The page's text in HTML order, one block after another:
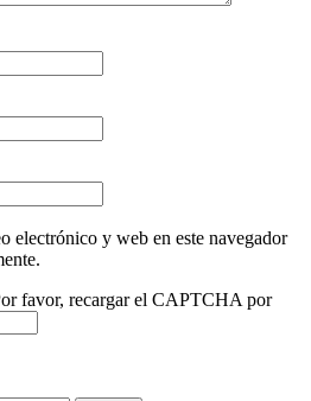
electrónico y web en este navegador
favor, recargar el CAPTCHA por